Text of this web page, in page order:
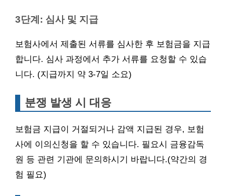
3단계: 심사 및 지급
보험사에서 제출된 서류를 심사한 후 보험금을 지급
합니다. 심사 과정에서 추가 서류를 요청할 수 있습
니다. (지급까지 약 3-7일 소요)
분쟁 발생 시 대응
보험금 지급이 거절되거나 감액 지급된 경우, 보험
사에 이의신청을 할 수 있습니다. 필요시 금융감독
원 등 관련 기관에 문의하시기 바랍니다.(약간의 경
험 필요)